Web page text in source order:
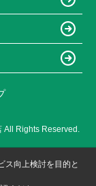
Rights Reserved.
ス向上検討を目的と